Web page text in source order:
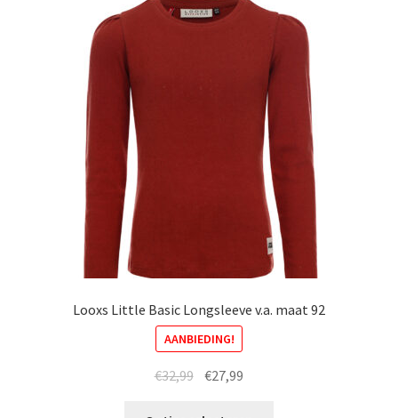
Looxs Little Basic Longsleeve v.a. maat 92
AANBIEDING!
€32,99 Oorspronkelijke
€27,99